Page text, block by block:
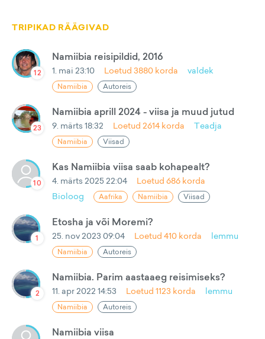
TRIPIKAD RÄÄGIVAD
12
Namiibia reisipildid, 2016
1. mai 23:10 Loetud 3880 korda valdek
Namiibia Autoreis
23
Namiibia aprill 2024 - viisa ja muud jutud
9. märts 18:32 Loetud 2614 korda Teadja
Namiibia Viisad
10
Kas Namiibia viisa saab kohapealt?
4. märts 2025 22:04 Loetud 686 korda
Bioloog
Aafrika Namiibia Viisad
1
Etosha ja või Moremi?
25. nov 2023 09:04 Loetud 410 korda lemmu
Namiibia Autoreis
2
Namiibia. Parim aastaaeg reisimiseks?
11. apr 2022 14:53 Loetud 1123 korda lemmu
Namiibia Autoreis
Namiibia viisa